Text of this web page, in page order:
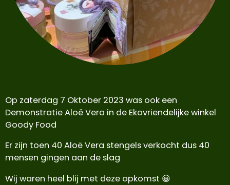
Op zaterdag 7 Oktober 2023 was ook een
Demonstratie Aloë Vera in de Ekovriendelijke winkel
Goody Food
Er zijn toen 40 Aloë Vera stengels verkocht dus 40
mensen gingen aan de slag
Wij waren heel blij met deze opkomst 😀